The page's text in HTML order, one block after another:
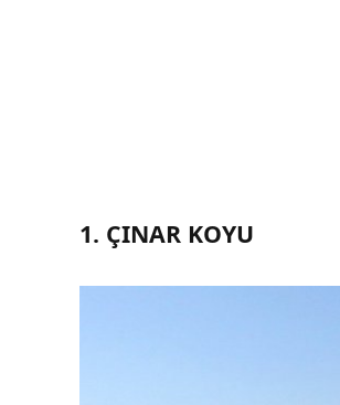
1. ÇINAR KOYU